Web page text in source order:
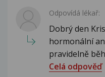
Odpovídá lékař:
Dobrý den
hormonální
pravidelně
Celá odpověď